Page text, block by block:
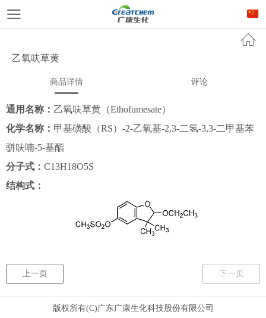
乙氧呋草黄
商品详情 评论
通用名称： 乙氧呋草黄（Ethofumesate）
化学名称： 甲基磺酸（RS）-2-乙氧基-2,3-二氢-3,3-二甲基苯
骈呋喃-5-基酯
分子式： C13H18O5S
结构式：
上一页 下一页
版权所有(C)广东广康生化科技股份有限公司